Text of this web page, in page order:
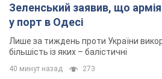
Зеленський заявив, що армія
у порт в Одесі
Лише за тиждень проти України
більшість із яких – балістичні
40 минут назад 273